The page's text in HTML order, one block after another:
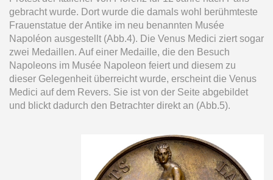
gebracht wurde. Dort wurde die damals wohl berühmteste
Frauenstatue der Antike im neu benannten Musée
Napoléon ausgestellt (Abb.4). Die Venus Medici ziert sogar
zwei Medaillen. Auf einer Medaille, die den Besuch
Napoleons im Musée Napoleon feiert und diesem zu
dieser Gelegenheit überreicht wurde, erscheint die Venus
Medici auf dem Revers. Sie ist von der Seite abgebildet
und blickt dadurch den Betrachter direkt an (Abb.5).